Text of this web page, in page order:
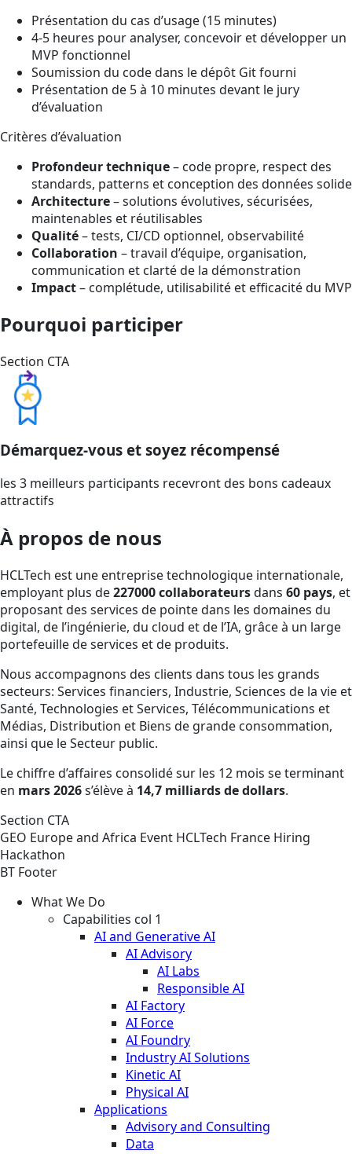
Présentation du cas d’usage (15 minutes)
4-5 heures pour analyser, concevoir et développer un
MVP fonctionnel
Soumission du code dans le dépôt Git fourni
Présentation de 5 à 10 minutes devant le jury
d’évaluation
Critères d’évaluation
Profondeur technique– code propre, respect des
standards, patterns et conception des données solide
Architecture– solutions évolutives, sécurisées,
maintenables et réutilisables
Qualité– tests, CI/CD optionnel, observabilité
Collaboration – travail d’équipe, organisation,
communication et clarté de la démonstration
Impact– complétude, utilisabilité et efficacité du MVP
Pourquoi participer
Section CTA
Démarquez-vous et soyez récompensé
les 3 meilleurs participants recevront des bons cadeaux
attractifs
À propos de nous
HCLTech est une entreprise technologique internationale,
employant plus de227000 collaborateursdans 60 pays, et
proposant des services de pointe dans les domaines du
digital, de l’ingénierie, du cloud et de l’IA, grâce à un large
portefeuille de services et de produits.
Nous accompagnons des clients dans tous les grands
secteurs: Services financiers, Industrie, Sciences de la vie et
Santé, Technologies et Services, Télécommunications et
Médias, Distribution et Biens de grande consommation,
ainsi que le Secteur public.
Le chiffre d’affaires consolidé sur les 12 mois se terminant
en mars 2026s’élève à 14,7 milliards de dollars.
Section CTA
GEO Europe and Africa Event HCLTech France Hiring
Hackathon
BT Footer
What We Do
Capabilities col 1
AI and Generative AI
AI Advisory
AI Labs
Responsible AI
AI Factory
AI Force
AI Foundry
Industry AI Solutions
Kinetic AI
Physical AI
Applications
Advisory and Consulting
Data